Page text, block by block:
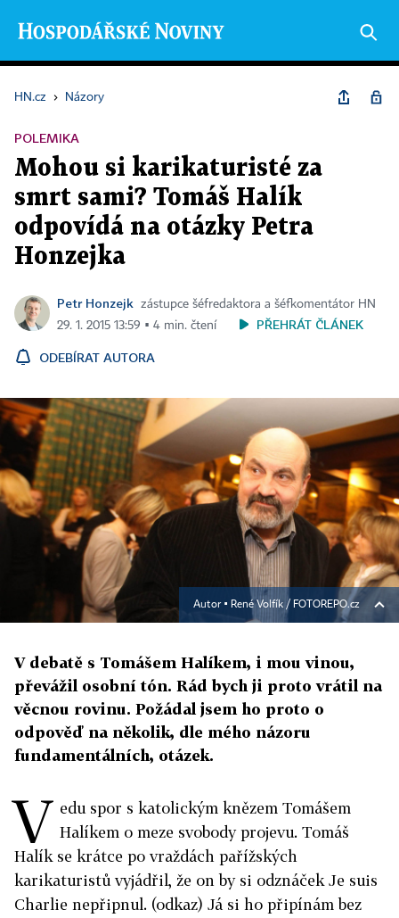
HN.cz › Názory
POLEMIKA
Mohou si karikaturisté za
smrt sami? Tomáš Halík
odpovídá na otázky Petra
Honzejka
Petr Honzejk
zástupce šéfredaktora a šéfkomentátor HN
29. 1. 2015 13:59 ▪ 4 min. čtení
PŘEHRÁT ČLÁNEK
ODEBÍRAT AUTORA
Autor ▪ René Volfík / FOTOREPO.cz
V debatě s Tomášem Halíkem, i mou vinou,
převážil osobní tón. Rád bych ji proto vrátil na
věcnou rovinu. Požádal jsem ho proto o
odpověď na několik, dle mého názoru
fundamentálních, otázek.
V edu spor s katolickým knězem Tomášem
Halíkem o meze svobody projevu. Tomáš
Halík se krátce po vraždách pařížských
karikaturistů vyjádřil, že on by si odznáček Je suis
Charlie nepřipnul. (odkaz) Já si ho připínám bez